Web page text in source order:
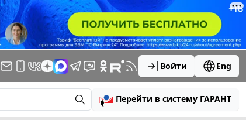
Войти Eng
Перейти в систему ГАРАНТ